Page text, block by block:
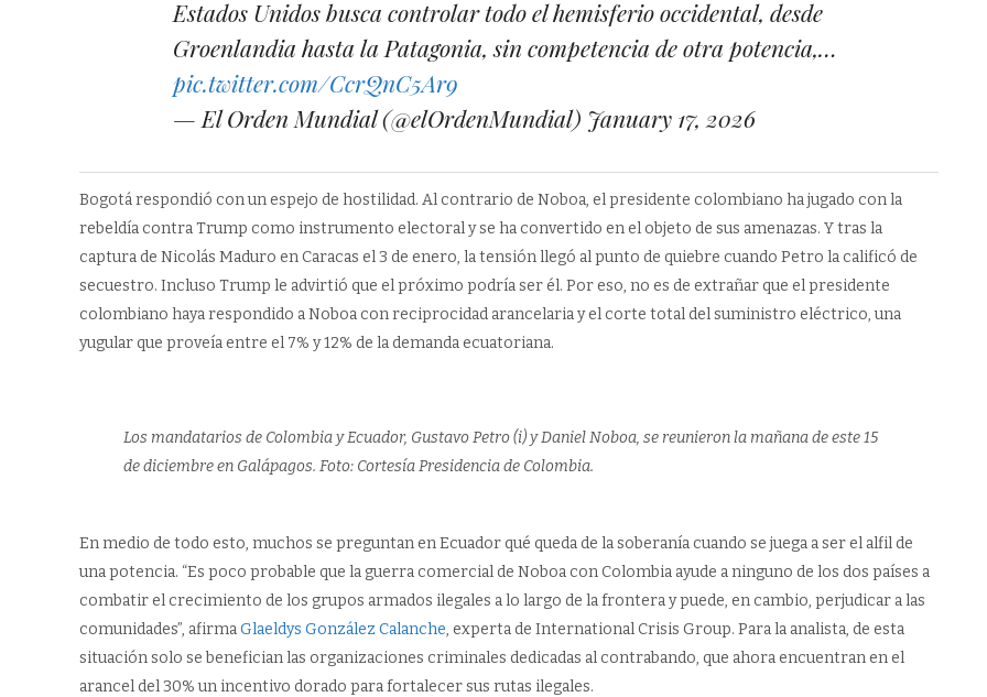
Estados Unidos busca controlar todo el hemisferio occidental, desde
Groenlandia hasta la Patagonia, sin competencia de otra potencia,…
pic.twitter.com/CcrQnC5Ar9
— El Orden Mundial (@elOrdenMundial) January 17, 2026
Bogotá respondió con un espejo de hostilidad. Al contrario de Noboa, el presidente colombiano ha jugado con la
rebeldía contra Trump como instrumento electoral y se ha convertido en el objeto de sus amenazas. Y tras la
captura de Nicolás Maduro en Caracas el 3 de enero, la tensión llegó al punto de quiebre cuando Petro la calificó de
secuestro. Incluso Trump le advirtió que el próximo podría ser él. Por eso, no es de extrañar que el presidente
colombiano haya respondido a Noboa con reciprocidad arancelaria y el corte total del suministro eléctrico, una
yugular que proveía entre el 7% y 12% de la demanda ecuatoriana.
Los mandatarios de Colombia y Ecuador, Gustavo Petro (i) y Daniel Noboa, se reunieron la mañana de este 15
de diciembre en Galápagos. Foto: Cortesía Presidencia de Colombia.
En medio de todo esto, muchos se preguntan en Ecuador qué queda de la soberanía cuando se juega a ser el alfil de
una potencia. “Es poco probable que la guerra comercial de Noboa con Colombia ayude a ninguno de los dos países a
combatir el crecimiento de los grupos armados ilegales a lo largo de la frontera y puede, en cambio, perjudicar a las
comunidades”, afirmaGlaeldys González Calanche, experta de International Crisis Group. Para la analista, de esta
situación solo se benefician las organizaciones criminales dedicadas al contrabando, que ahora encuentran en el
arancel del 30% un incentivo dorado para fortalecer sus rutas ilegales.